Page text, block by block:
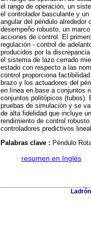
el rango de operación, un
el controlador basculante y
angular del péndulo
desempeño robusto, un
acciones de control. El
regulación - control de
producidos por la
el sistema de lazo cerrado
estado con respecto a las
control proporciona
brazo y los actuadores del
en línea en base a conjuntos
conjuntos politópicos (tubos).
pruebas de simulación y se
de alta fidelidad que incluye
rendimiento de control
controladores predictivos
Palabras clave : Péndulo
· resumen en Inglés